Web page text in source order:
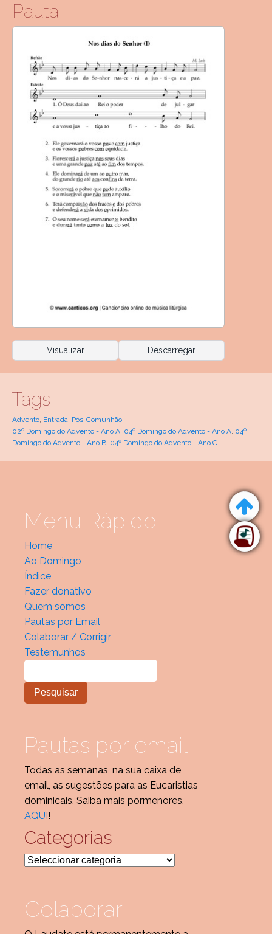
Pauta
Visualizar Descarregar
Tags
Advento, Entrada, Pós-Comunhão
02º Domingo do Advento - Ano A, 04º Domingo do Advento - Ano A, 04º
Domingo do Advento - Ano B, 04º Domingo do Advento - Ano C
Menu Rápido
Home
Ao Domingo
Índice
Fazer donativo
Quem somos
Pautas por Email
Colaborar / Corrigir
Testemunhos
Pautas por email
Todas as semanas, na sua caixa de
email, as sugestões para as Eucaristias
dominicais. Saiba mais pormenores,
AQUI !
Categorias
Categorias
Colaborar